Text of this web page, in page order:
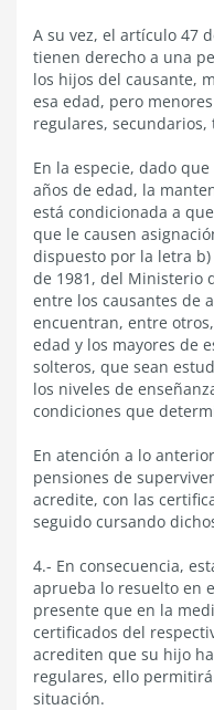
A su vez, el artículo 47
tienen derecho a una
los hijos del causante,
esa edad, pero
regulares, secundarios,
En la especie, dado
años de edad, la
está condicionada a
que le causen
dispuesto por la letra b)
de 1981, del Ministerio
entre los causantes de
encuentran, entre
edad y los mayores de
solteros, que sean
los niveles de
condiciones que
En atención a lo
pensiones de
acredite, con las
seguido cursando
4.- En consecuencia,
aprueba lo resuelto en
presente que en la
certificados del
acrediten que su hijo
regulares, ello
situación.